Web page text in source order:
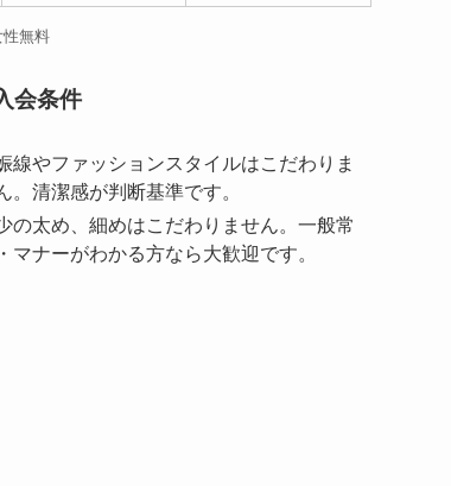
無料
会条件
線やファッションスタイルはこだわりま
。清潔感が判断基準です。
の太め、細めはこだわりません。一般常
マナーがわかる方なら大歓迎です。